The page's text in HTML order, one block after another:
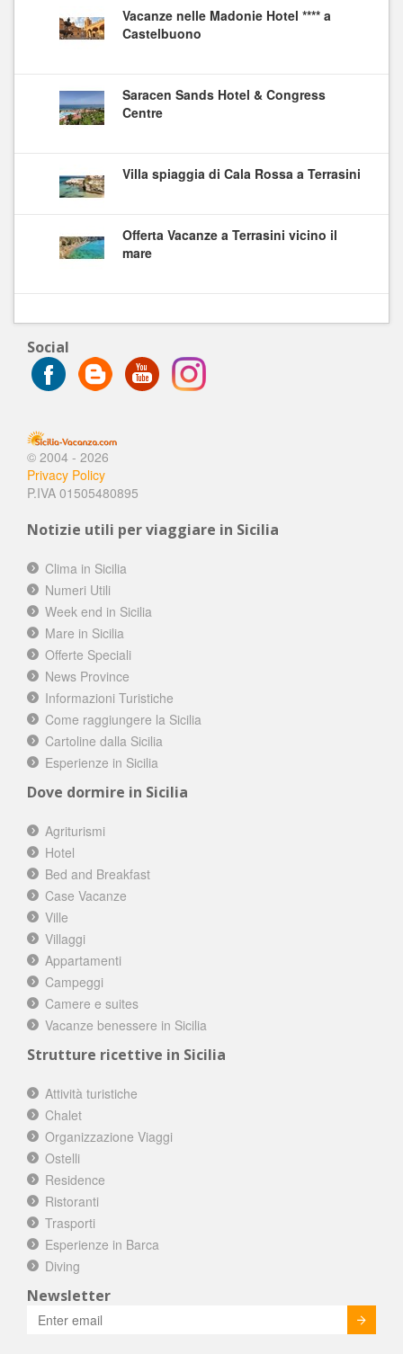
Vacanze nelle Madonie Hotel **** a
Castelbuono
Saracen Sands Hotel & Congress
Centre
Villa spiaggia di Cala Rossa a Terrasini
Offerta Vacanze a Terrasini vicino il
mare
Social
© 2004 - 2026
Privacy Policy
P.IVA 01505480895
Notizie utili per viaggiare in Sicilia
Clima in Sicilia
Numeri Utili
Week end in Sicilia
Mare in Sicilia
Offerte Speciali
News Province
Informazioni Turistiche
Come raggiungere la Sicilia
Cartoline dalla Sicilia
Esperienze in Sicilia
Dove dormire in Sicilia
Agriturismi
Hotel
Bed and Breakfast
Case Vacanze
Ville
Villaggi
Appartamenti
Campeggi
Camere e suites
Vacanze benessere in Sicilia
Strutture ricettive in Sicilia
Attività turistiche
Chalet
Organizzazione Viaggi
Ostelli
Residence
Ristoranti
Trasporti
Esperienze in Barca
Diving
Newsletter